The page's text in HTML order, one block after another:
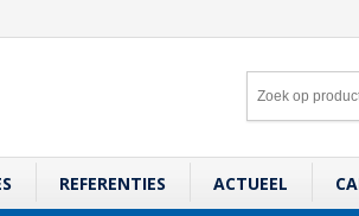
REFERENTIES ACTUEEL